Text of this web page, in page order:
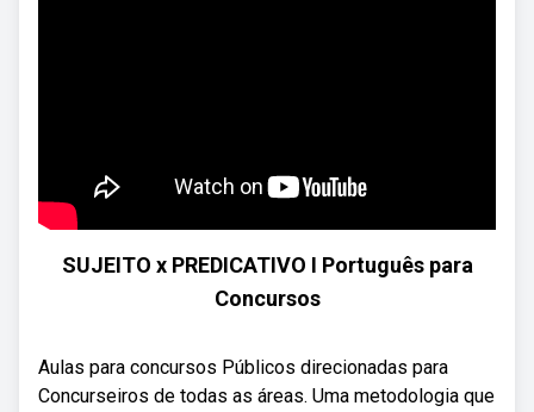
SUJEITO x PREDICATIVO I Português para
Concursos
Aulas para concursos Públicos direcionadas para
Concurseiros de todas as áreas. Uma metodologia que